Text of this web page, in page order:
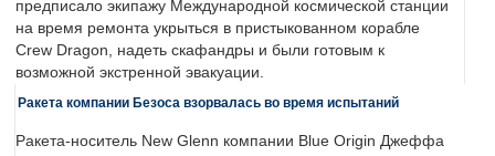
предписало экипажу Международной космической станции
на время ремонта укрыться в пристыкованном корабле
Crew Dragon, надеть скафандры и были готовым к
возможной экстренной эвакуации.
Ракета компании Безоса взорвалась во время испытаний
Ракета-носитель New Glenn компании Blue Origin Джеффа